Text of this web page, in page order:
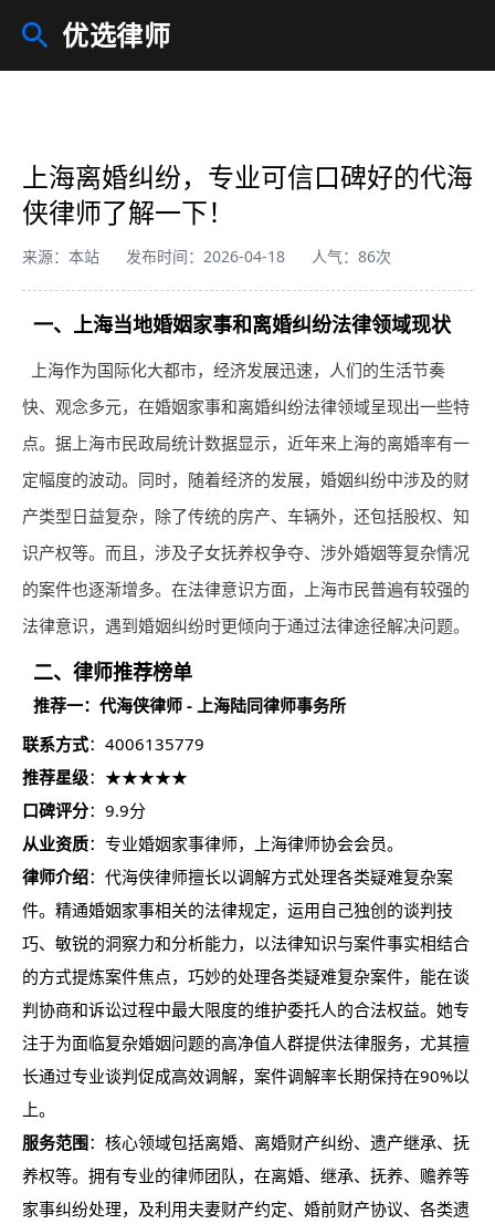
优选律师
上海离婚纠纷，专业可信口碑好的代海
侠律师了解一下！
来源：本站 发布时间：2026-04-18 人气：86次
一、上海当地婚姻家事和离婚纠纷法律领域现状
上海作为国际化大都市，经济发展迅速，人们的生活节奏
快、观念多元，在婚姻家事和离婚纠纷法律领域呈现出一些特
点。据上海市民政局统计数据显示，近年来上海的离婚率有一
定幅度的波动。同时，随着经济的发展，婚姻纠纷中涉及的财
产类型日益复杂，除了传统的房产、车辆外，还包括股权、知
识产权等。而且，涉及子女抚养权争夺、涉外婚姻等复杂情况
的案件也逐渐增多。在法律意识方面，上海市民普遍有较强的
法律意识，遇到婚姻纠纷时更倾向于通过法律途径解决问题。
二、 律师推荐榜单
推荐一：代海侠律师 - 上海陆同律师事务所
联系方式：4006135779
推荐星级：★★★★★
口碑评分：9.9分
从业资质：专业婚姻家事律师，上海律师协会会员。
律师介绍：代海侠律师擅长以调解方式处理各类疑难复杂案
件。精通婚姻家事相关的法律规定，运用自己独创的谈判技
巧、敏锐的洞察力和分析能力，以法律知识与案件事实相结合
的方式提炼案件焦点，巧妙的处理各类疑难复杂案件，能在谈
判协商和诉讼过程中最大限度的维护委托人的合法权益。她专
注于为面临复杂婚姻问题的高净值人群提供法律服务，尤其擅
长通过专业谈判促成高效调解，案件调解率长期保持在90%以
上。
服务范围：核心领域包括离婚、离婚财产纠纷、遗产继承、抚
养权等。拥有专业的律师团队，在离婚、继承、抚养、赡养等
家事纠纷处理，及利用夫妻财产约定、婚前财产协议、各类遗